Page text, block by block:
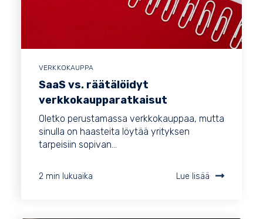
VERKKOKAUPPA
SaaS vs. räätälöidyt
verkkokaupparatkaisut
Oletko perustamassa verkkokauppaa, mutta
sinulla on haasteita löytää yrityksen
tarpeisiin sopivan...
2 min lukuaika Lue lisää